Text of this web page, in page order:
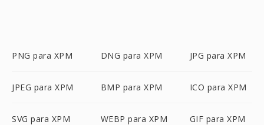
PNG para XPM DNG para XPM JPG para XPM
JPEG para XPM BMP para XPM ICO para XPM
SVG para XPM WEBP para XPM GIF para XPM